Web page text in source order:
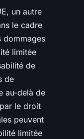
un autre
le cadre
dommages
limitée
de
de
au-delà de
le droit
peuvent
limitée